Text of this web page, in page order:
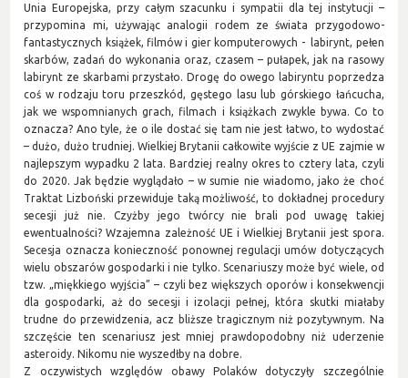
Unia Europejska, przy całym szacunku i sympatii dla tej instytucji –
przypomina mi, używając analogii rodem ze świata przygodowo-
fantastycznych książek, filmów i gier komputerowych - labirynt, pełen
skarbów, zadań do wykonania oraz, czasem – pułapek, jak na rasowy
labirynt ze skarbami przystało. Drogę do owego labiryntu poprzedza
coś w rodzaju toru przeszkód, gęstego lasu lub górskiego łańcucha,
jak we wspomnianych grach, filmach i książkach zwykle bywa. Co to
oznacza? Ano tyle, że o ile dostać się tam nie jest łatwo, to wydostać
– dużo, dużo trudniej. Wielkiej Brytanii całkowite wyjście z UE zajmie w
najlepszym wypadku 2 lata. Bardziej realny okres to cztery lata, czyli
do 2020. Jak będzie wyglądało – w sumie nie wiadomo, jako że choć
Traktat Lizboński przewiduje taką możliwość, to dokładnej procedury
secesji już nie. Czyżby jego twórcy nie brali pod uwagę takiej
ewentualności? Wzajemna zależność UE i Wielkiej Brytanii jest spora.
Secesja oznacza konieczność ponownej regulacji umów dotyczących
wielu obszarów gospodarki i nie tylko. Scenariuszy może być wiele, od
tzw. „miękkiego wyjścia” – czyli bez większych oporów i konsekwencji
dla gospodarki, aż do secesji i izolacji pełnej, która skutki miałaby
trudne do przewidzenia, acz bliższe tragicznym niż pozytywnym. Na
szczęście ten scenariusz jest mniej prawdopodobny niż uderzenie
asteroidy. Nikomu nie wyszedłby na dobre.
Z oczywistych względów obawy Polaków dotyczyły szczególnie